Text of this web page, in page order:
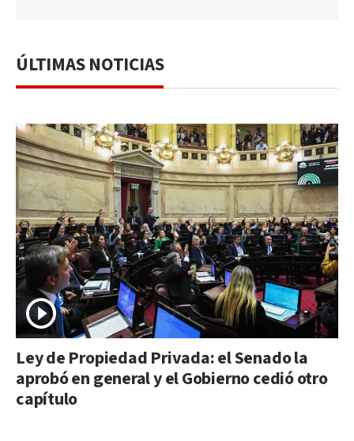
ÚLTIMAS NOTICIAS
Ley de Propiedad Privada: el Senado la
aprobó en general y el Gobierno cedió otro
capítulo